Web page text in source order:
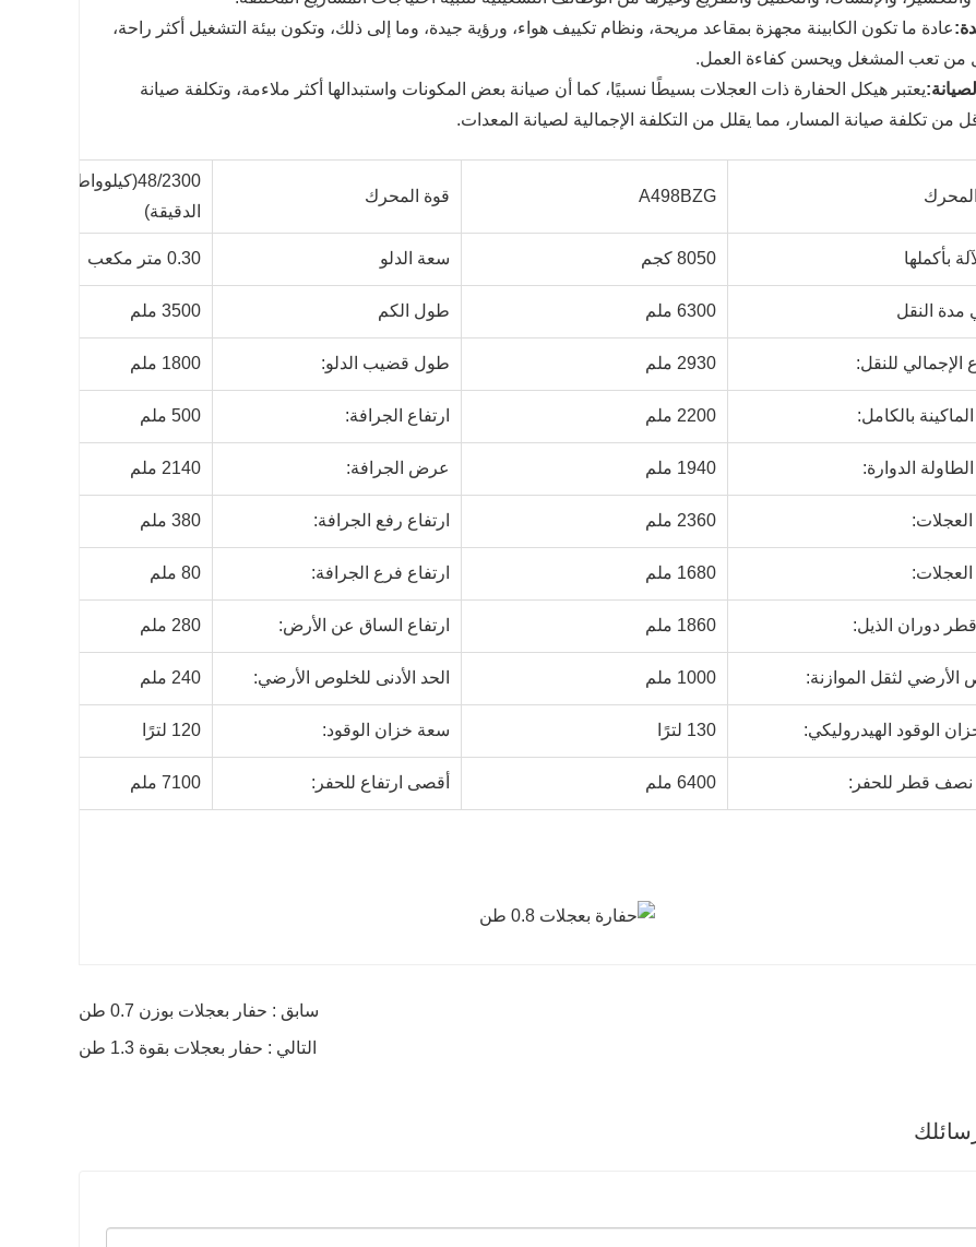
عادة ما تكون الكابينة مجهزة بمقاعد مريحة، ونظام تكييف هواء، ورؤية جيدة، وما إلى ذلك، وتكون بيئة التشغيل أكثر راحة،
من تعب المشغل ويحسن كفاءة العمل.
يعتبر هيكل الحفارة ذات العجلات بسيطًا نسبيًا، كما أن صيانة بعض المكونات واستبدالها أكثر ملاءمة، وتكلفة صيانة
من تكلفة صيانة المسار، مما يقلل من التكلفة الإجمالية لصيانة المعدات.
A498BZG قوة المحرك
48/2300(كيلوواط/دورة في
الدقيقة)
بأكملها 8050 كجم سعة الدلو 0.30 متر مكعب
مدة النقل 6300 ملم طول الكم 3500 ملم
الإجمالي للنقل: 2930 ملم طول قضيب الدلو: 1800 ملم
بالكامل: 2200 ملم ارتفاع الجرافة: 500 ملم
الدوارة: 1940 ملم عرض الجرافة: 2140 ملم
2360 ملم ارتفاع رفع الجرافة: 380 ملم
1680 ملم ارتفاع فرع الجرافة: 80 ملم
دوران الذيل: 1860 ملم ارتفاع الساق عن الأرض: 280 ملم
الأرضي لثقل الموازنة: 1000 ملم الحد الأدنى للخلوص الأرضي: 240 ملم
الوقود الهيدروليكي: 130 لترًا سعة خزان الوقود: 120 لترًا
نصف قطر للحفر: 6400 ملم أقصى ارتفاع للحفر: 7100 ملم
سابق : حفار بعجلات بوزن 0.7 طن
التالي : حفار بعجلات بقوة 1.3 طن